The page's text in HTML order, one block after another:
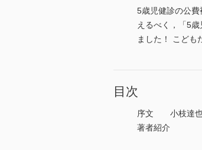
5歳児健診の公
えるべく，「5
ました！ こども
目次
序文 小枝達
著者紹介